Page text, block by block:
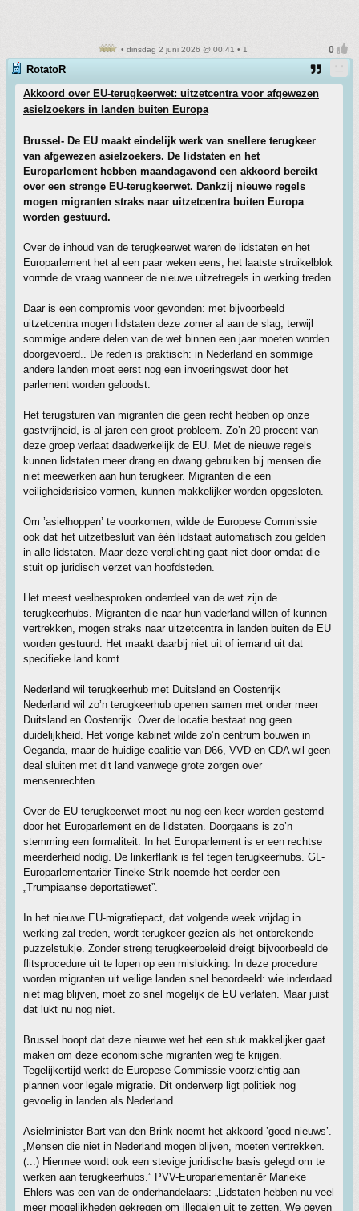
• dinsdag 2 juni 2026 @ 00:41 • 1
RotatoR
Akkoord over EU-terugkeerwet: uitzetcentra voor afgewezen
asielzoekers in landen buiten Europa
Brussel- De EU maakt eindelijk werk van snellere terugkeer
van afgewezen asielzoekers. De lidstaten en het
Europarlement hebben maandagavond een akkoord bereikt
over een strenge EU-terugkeerwet. Dankzij nieuwe regels
mogen migranten straks naar uitzetcentra buiten Europa
worden gestuurd.
Over de inhoud van de terugkeerwet waren de lidstaten en het
Europarlement het al een paar weken eens, het laatste struikelblok
vormde de vraag wanneer de nieuwe uitzetregels in werking treden.
Daar is een compromis voor gevonden: met bijvoorbeeld
uitzetcentra mogen lidstaten deze zomer al aan de slag, terwijl
sommige andere delen van de wet binnen een jaar moeten worden
doorgevoerd.. De reden is praktisch: in Nederland en sommige
andere landen moet eerst nog een invoeringswet door het
parlement worden geloodst.
Het terugsturen van migranten die geen recht hebben op onze
gastvrijheid, is al jaren een groot probleem. Zo’n 20 procent van
deze groep verlaat daadwerkelijk de EU. Met de nieuwe regels
kunnen lidstaten meer drang en dwang gebruiken bij mensen die
niet meewerken aan hun terugkeer. Migranten die een
veiligheidsrisico vormen, kunnen makkelijker worden opgesloten.
Om ’asielhoppen’ te voorkomen, wilde de Europese Commissie
ook dat het uitzetbesluit van één lidstaat automatisch zou gelden
in alle lidstaten. Maar deze verplichting gaat niet door omdat die
stuit op juridisch verzet van hoofdsteden.
Het meest veelbesproken onderdeel van de wet zijn de
terugkeerhubs. Migranten die naar hun vaderland willen of kunnen
vertrekken, mogen straks naar uitzetcentra in landen buiten de EU
worden gestuurd. Het maakt daarbij niet uit of iemand uit dat
specifieke land komt.
Nederland wil terugkeerhub met Duitsland en Oostenrijk
Nederland wil zo’n terugkeerhub openen samen met onder meer
Duitsland en Oostenrijk. Over de locatie bestaat nog geen
duidelijkheid. Het vorige kabinet wilde zo’n centrum bouwen in
Oeganda, maar de huidige coalitie van D66, VVD en CDA wil geen
deal sluiten met dit land vanwege grote zorgen over
mensenrechten.
Over de EU-terugkeerwet moet nu nog een keer worden gestemd
door het Europarlement en de lidstaten. Doorgaans is zo’n
stemming een formaliteit. In het Europarlement is er een rechtse
meerderheid nodig. De linkerflank is fel tegen terugkeerhubs. GL-
Europarlementariër Tineke Strik noemde het eerder een
„Trumpiaanse deportatiewet”.
In het nieuwe EU-migratiepact, dat volgende week vrijdag in
werking zal treden, wordt terugkeer gezien als het ontbrekende
puzzelstukje. Zonder streng terugkeerbeleid dreigt bijvoorbeeld de
flitsprocedure uit te lopen op een mislukking. In deze procedure
worden migranten uit veilige landen snel beoordeeld: wie inderdaad
niet mag blijven, moet zo snel mogelijk de EU verlaten. Maar juist
dat lukt nu nog niet.
Brussel hoopt dat deze nieuwe wet het een stuk makkelijker gaat
maken om deze economische migranten weg te krijgen.
Tegelijkertijd werkt de Europese Commissie voorzichtig aan
plannen voor legale migratie. Dit onderwerp ligt politiek nog
gevoelig in landen als Nederland.
Asielminister Bart van den Brink noemt het akkoord ’goed nieuws’.
„Mensen die niet in Nederland mogen blijven, moeten vertrekken.
(...) Hiermee wordt ook een stevige juridische basis gelegd om te
werken aan terugkeerhubs.” PVV-Europarlementariër Marieke
Ehlers was een van de onderhandelaars: „Lidstaten hebben nu veel
meer mogelijkheden gekregen om illegalen uit te zetten. We geven